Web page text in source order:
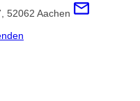
52062 Aachen